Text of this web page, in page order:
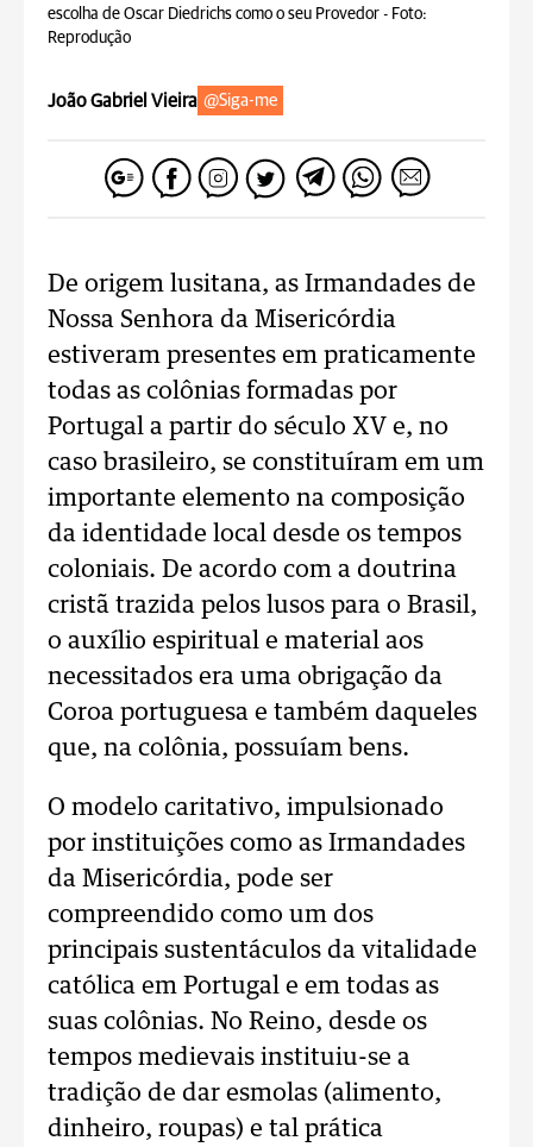
escolha de Oscar Diedrichs como o seu Provedor - Foto:
Reprodução
João Gabriel Vieira @Siga-me
De origem lusitana, as Irmandades de
Nossa Senhora da Misericórdia
estiveram presentes em praticamente
todas as colônias formadas por
Portugal a partir do século XV e, no
caso brasileiro, se constituíram em um
importante elemento na composição
da identidade local desde os tempos
coloniais. De acordo com a doutrina
cristã trazida pelos lusos para o Brasil,
o auxílio espiritual e material aos
necessitados era uma obrigação da
Coroa portuguesa e também daqueles
que, na colônia, possuíam bens.
O modelo caritativo, impulsionado
por instituições como as Irmandades
da Misericórdia, pode ser
compreendido como um dos
principais sustentáculos da vitalidade
católica em Portugal e em todas as
suas colônias. No Reino, desde os
tempos medievais instituiu-se a
tradição de dar esmolas (alimento,
dinheiro, roupas) e tal prática